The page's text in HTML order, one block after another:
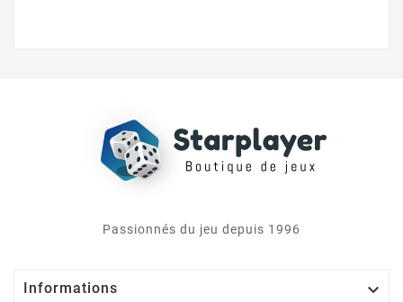
Passionnés du jeu depuis 1996
Informations 